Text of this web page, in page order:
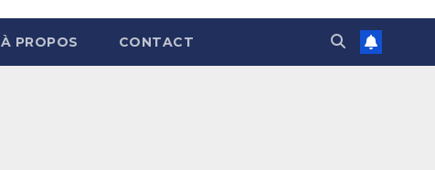
À PROPOS CONTACT